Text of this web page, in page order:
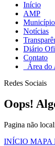
Início
AMP
Notícias
Diário
Contato
Área do
Redes Sociais
Oops!
Pagina não
INÍCIO MAPA